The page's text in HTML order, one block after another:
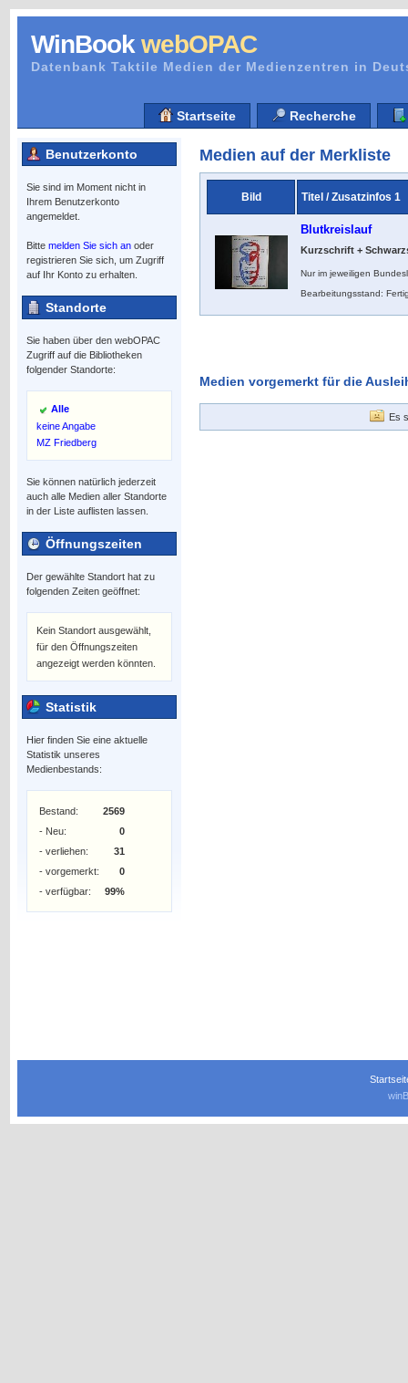
WinBook webOPAC
Datenbank Taktile Medien der Medienzentren in
Startseite Recherche
Benutzerkonto
Sie sind im Moment nicht in
Ihrem Benutzerkonto
angemeldet.
Bitte melden Sie sich an oder
registrieren Sie sich, um Zugriff
auf Ihr Konto zu erhalten.
Standorte
Sie haben über den webOPAC
Zugriff auf die Bibliotheken
folgender Standorte:
Alle
keine Angabe
MZ Friedberg
Sie können natürlich jederzeit
auch alle Medien aller Standorte
in der Liste auflisten lassen.
Öffnungszeiten
Der gewählte Standort hat zu
folgenden Zeiten geöffnet:
Kein Standort ausgewählt,
für den Öffnungszeiten
angezeigt werden könnten.
Statistik
Hier finden Sie eine aktuelle
Statistik unseres
Medienbestands:
Bestand:
2569
- Neu:
0
- verliehen:
31
- vorgemerkt:
0
- verfügbar:
99%
Medien auf der Merkliste
Bild Titel / Zusatzinfos 1
Blutkreislauf
Kurzschrift +
Nur im jeweiligen
Bearbeitungsstand:
Medien vorgemerkt für die
Es